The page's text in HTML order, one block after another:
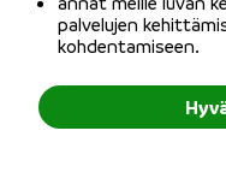
palvelujen
kohdentamiseen.
Evästeet
Copyright © Sortter Oy